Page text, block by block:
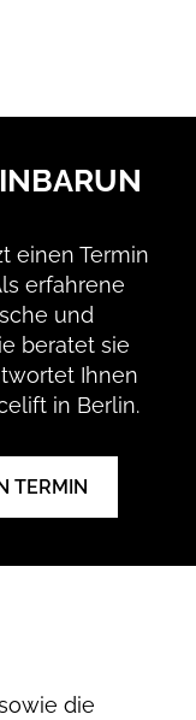
einen Termin
erfahrene
und
beratet sie
Ihnen
in Berlin.
TERMIN
die